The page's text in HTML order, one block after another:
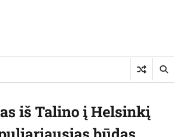
iš Talino į Helsinkį